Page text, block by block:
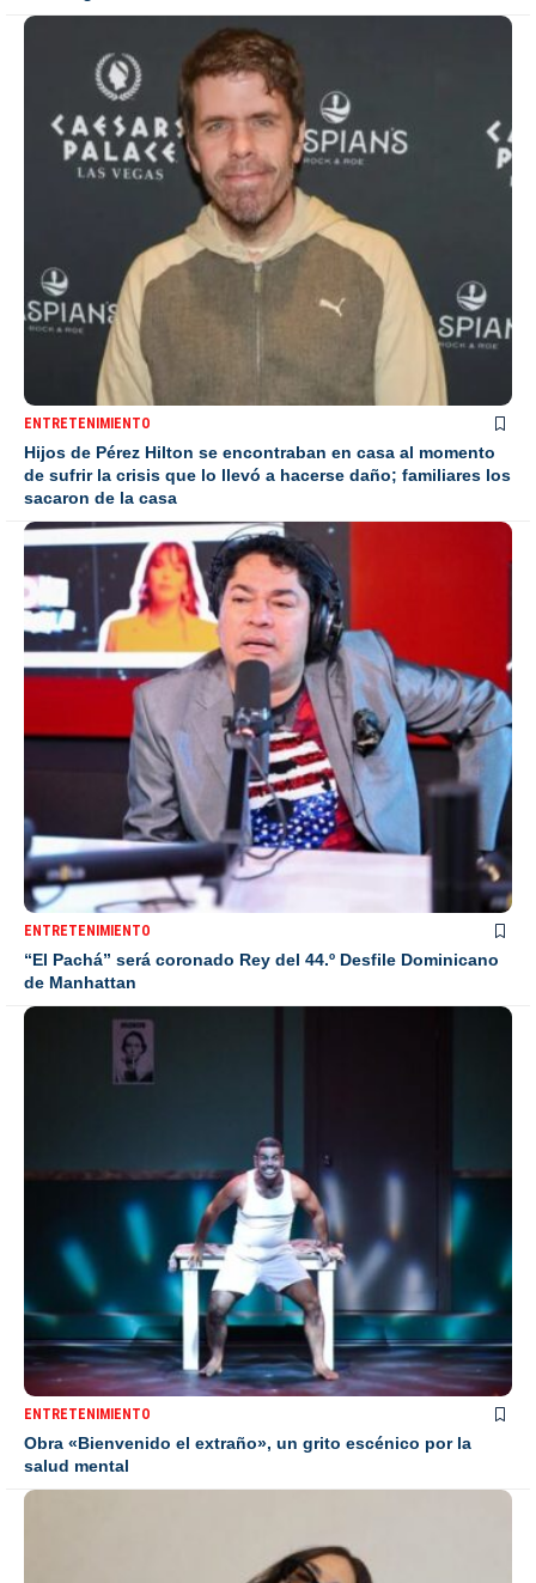
ENTRETENIMIENTO
Hijos de Pérez Hilton se encontraban en casa al momento
de sufrir la crisis que lo llevó a hacerse daño; familiares los
sacaron de la casa
ENTRETENIMIENTO
“El Pachá” será coronado Rey del 44.º Desfile Dominicano
de Manhattan
ENTRETENIMIENTO
Obra «Bienvenido el extraño», un grito escénico por la
salud mental